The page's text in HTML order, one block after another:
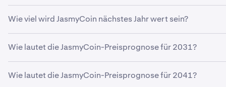
Ausgehend von deiner prognostizierten Wachstumsrate
Wie viel wird JasmyCoin nächstes Jahr wert sein?
Basierend auf deinem prognostizierten Wachstum liegt die
Wie lautet die JasmyCoin-Preisprognose für 2031?
Basierend auf deiner eingegebenen Wachstumsprognose
Wie lautet die JasmyCoin-Preisprognose für 2041?